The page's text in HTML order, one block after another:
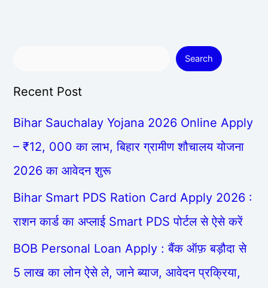
Search
Recent Post
Bihar Sauchalay Yojana 2026 Online Apply
– ₹12, 000 का लाभ, बिहार ग्रामीण शौचालय योजना
2026 का आवेदन शुरू
Bihar Smart PDS Ration Card Apply 2026 :
राशन कार्ड का अप्लाई Smart PDS पोर्टल से ऐसे करें
BOB Personal Loan Apply : बैंक ऑफ़ बड़ौदा से
5 लाख का लोन ऐसे ले, जाने ब्याज, आवेदन प्रक्रिया,